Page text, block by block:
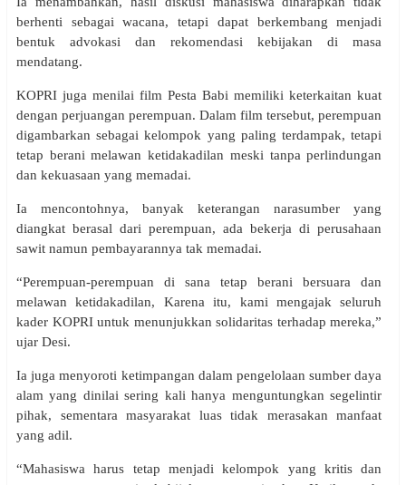
berhenti sebagai wacana, tetapi dapat berkembang menjadi
bentuk advokasi dan rekomendasi kebijakan di masa
mendatang.
KOPRI juga menilai film Pesta Babi memiliki keterkaitan kuat
dengan perjuangan perempuan. Dalam film tersebut, perempuan
digambarkan sebagai kelompok yang paling terdampak, tetapi
tetap berani melawan ketidakadilan meski tanpa perlindungan
dan kekuasaan yang memadai.
Ia mencontohnya, banyak keterangan narasumber yang
diangkat berasal dari perempuan, ada bekerja di perusahaan
sawit namun pembayarannya tak memadai.
“Perempuan-perempuan di sana tetap berani bersuara dan
melawan ketidakadilan, Karena itu, kami mengajak seluruh
kader KOPRI untuk menunjukkan solidaritas terhadap mereka,”
ujar Desi.
Ia juga menyoroti ketimpangan dalam pengelolaan sumber daya
alam yang dinilai sering kali hanya menguntungkan segelintir
pihak, sementara masyarakat luas tidak merasakan manfaat
yang adil.
“Mahasiswa harus tetap menjadi kelompok yang kritis dan